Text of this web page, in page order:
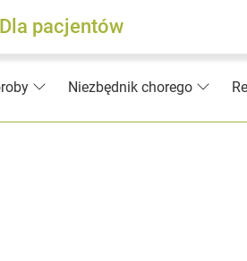
Dla pacjentów
Niezbędnik chorego